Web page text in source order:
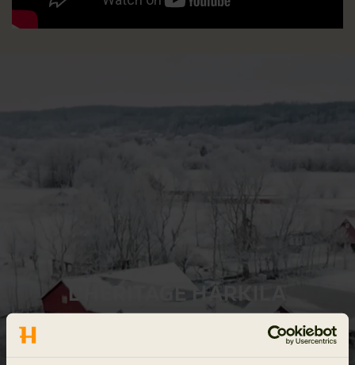
L'HÉRITAGE HÄRKILA